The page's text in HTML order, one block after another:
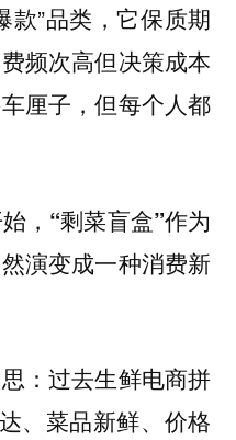
款”品类，它保质期
频次高但决策成本
厘子，但每个人都
，“剩菜盲盒”作为
演变成一种消费新
：过去生鲜电商拼
、菜品新鲜、价格